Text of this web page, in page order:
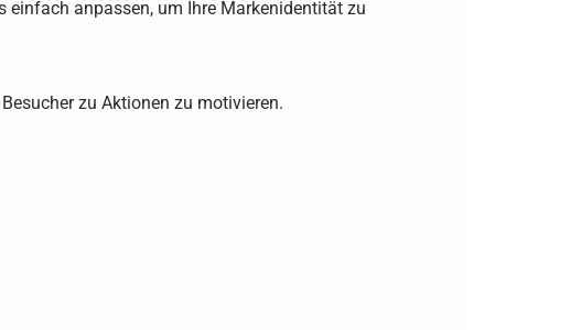
einfach anpassen, um Ihre Markenidentität zu
zu Aktionen zu motivieren.